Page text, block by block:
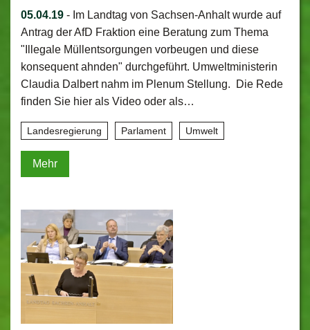
05.04.19 - Im Landtag von Sachsen-Anhalt wurde auf
Antrag der AfD Fraktion eine Beratung zum Thema
"Illegale Müllentsorgungen vorbeugen und diese
konsequent ahnden" durchgeführt. Umweltministerin
Claudia Dalbert nahm im Plenum Stellung. Die Rede
finden Sie hier als Video oder als…
Landesregierung Parlament Umwelt
Mehr